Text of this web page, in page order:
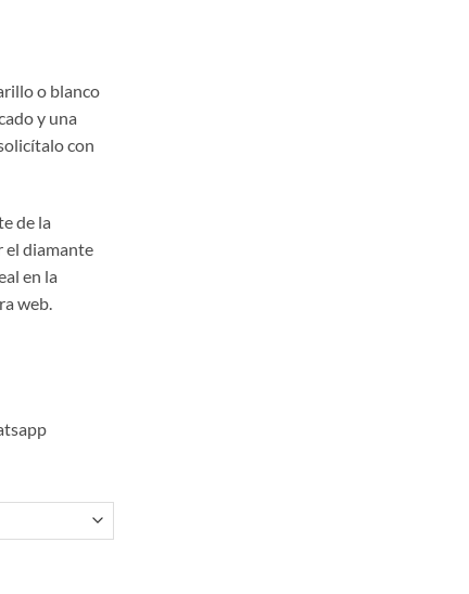
o blanco
y una
con
de la
el diamante
en la
web.